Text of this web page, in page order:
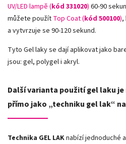
UV/LED lampě (kód 331020) 60-90
můžete použít Top Coat (kód 500100),
a vytvrzuje se 90-120 sekund.
Tyto Gel laky se dají aplikovat jako
jsou: gel, polygel i akryl.
Další varianta použití gel laku
přímo jako „techniku gel lak“
Technika GEL LAKnabízí jednoduché